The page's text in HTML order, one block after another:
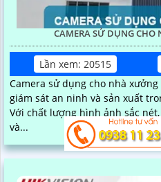
CAMERA SỬ DỤNG
Lần xem: 20515
Camera sử dụng cho nhà
giám sát an ninh và sản xuất
Với chất lượng hình ảnh sắc
và...